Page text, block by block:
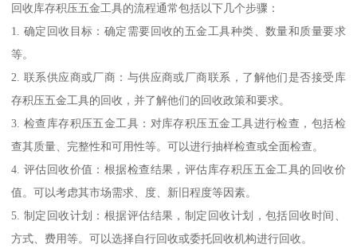
回收库存积压五金工具的流程通常包括以下几个步骤：
1. 确定回收目标：确定需要回收的五金工具种类、数量和质量要求
等。
2. 联系供应商或厂商：与供应商或厂商联系，了解他们是否接受库
存积压五金工具的回收，并了解他们的回收政策和要求。
3. 检查库存积压五金工具：对库存积压五金工具进行检查，包括检
查其质量、完整性和可用性等。可以进行抽样检查或全面检查。
4. 评估回收价值：根据检查结果，评估库存积压五金工具的回收价
值。可以考虑其市场需求、度、新旧程度等因素。
5. 制定回收计划：根据评估结果，制定回收计划，包括回收时间、
方式、费用等。可以选择自行回收或委托回收机构进行回收。